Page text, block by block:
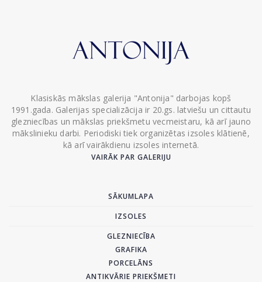
Klasiskās mākslas galerija "Antonija" darbojas kopš
1991.gada. Galerijas specializācija ir 20.gs. latviešu un cittautu
glezniecības un mākslas priekšmetu vecmeistaru, kā arī jauno
mākslinieku darbi. Periodiski tiek organizētas izsoles klātienē,
kā arī vairākdienu izsoles internetā.
VAIRĀK PAR GALERIJU
SĀKUMLAPA
IZSOLES
GLEZNIECĪBA
GRAFIKA
PORCELĀNS
ANTIKVĀRIE PRIEKŠMETI